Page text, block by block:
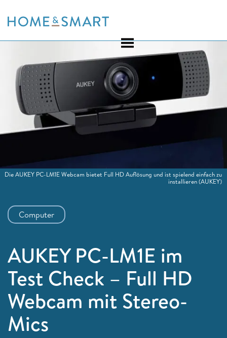
to
Computer
AUKEY PC-LM1E im
Test Check – Full HD
Webcam mit Stereo-
Mics
Die AUKEY PC-LM1E Webcam bietet Full HD Auflösung und ist spielend einfach zu
installieren(AUKEY)